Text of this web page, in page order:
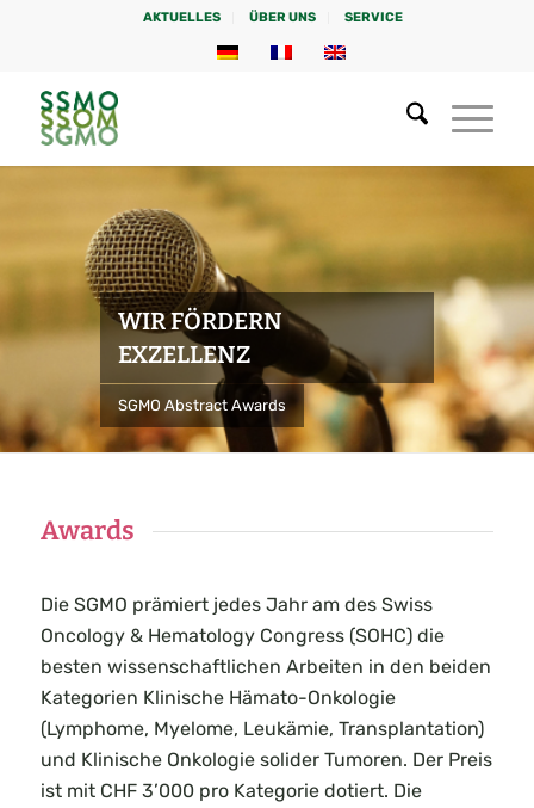
AKTUELLES ÜBER UNS SERVICE
WIR FÖRDERN
EXZELLENZ
SGMO Abstract Awards
Awards
Die SGMO prämiert jedes Jahr am des Swiss
Oncology & Hematology Congress (SOHC) die
besten wissenschaftlichen Arbeiten in den beiden
Kategorien Klinische Hämato-Onkologie
(Lymphome, Myelome, Leukämie, Transplantation)
und Klinische Onkologie solider Tumoren. Der Preis
ist mit CHF 3’000 pro Kategorie dotiert. Die